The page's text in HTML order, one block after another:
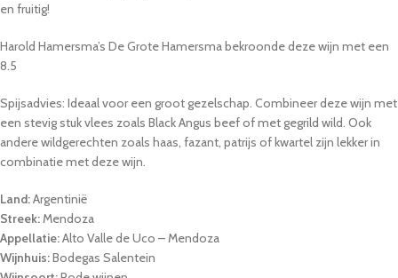
en fruitig!
Harold Hamersma’s De Grote Hamersma bekroonde deze wijn met een
8.5
Spijsadvies: Ideaal voor een groot gezelschap. Combineer deze wijn met
een stevig stuk vlees zoals Black Angus beef of met gegrild wild. Ook
andere wildgerechten zoals haas, fazant, patrijs of kwartel zijn lekker in
combinatie met deze wijn.
Land:Argentinië
Streek:Mendoza
Appellatie:Alto Valle de Uco – Mendoza
Wijnhuis:Bodegas Salentein